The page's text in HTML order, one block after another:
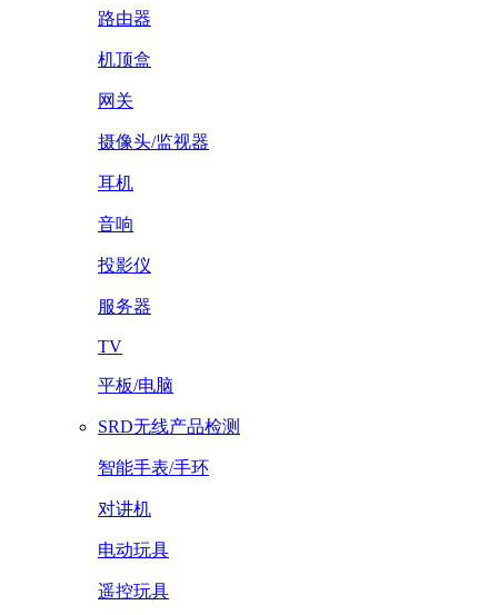
路由器
机顶盒
网关
摄像头/监视器
耳机
音响
投影仪
服务器
TV
平板/电脑
SRD无线产品检测
智能手表/手环
对讲机
电动玩具
遥控玩具